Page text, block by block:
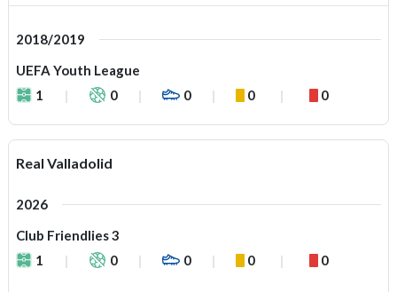
2018/2019
UEFA Youth League
1
0 0 0 0
Real Valladolid
2026
Club Friendlies 3
1
0 0 0 0